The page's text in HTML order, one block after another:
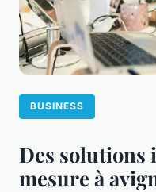
BUSINESS
Des
mesure à